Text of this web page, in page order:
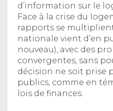
d’information sur le
Face à la crise du
rapports se multiplient
nationale vient d’en
nouveau), avec des
convergentes, sans
décision ne soit prise
publics, comme en
lois de finances.